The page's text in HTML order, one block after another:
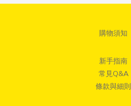
購物須知
新手指南
常見Q&A
條款與細則